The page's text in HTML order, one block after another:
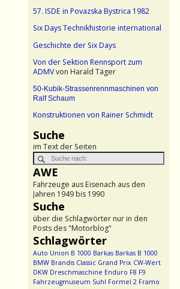
57. ISDE in Povazska Bystrica 1982
Six Days Technikhistorie international
Geschichte der Six Days
Von der Sektion Rennsport zum
ADMVvon Harald Täger
50-Kubik-Strassenrennmaschinen von
Ralf Schaum
Konstruktionen von Rainer Schmidt
Suche
im Text der Seiten
AWE
Fahrzeuge aus Eisenach aus den
Jahren 1949 bis 1990
Suche
über die Schlagwörter nur in den
Posts des "Motorblog"
Schlagwörter
Auto Union B 1000 Barkas Barkas B 1000
BMW Brandis Classic Grand Prix CW-Wert
DKW Dreschmaschine Enduro F8 F9
Fahrzeugmuseum Suhl Formel 2 Framo